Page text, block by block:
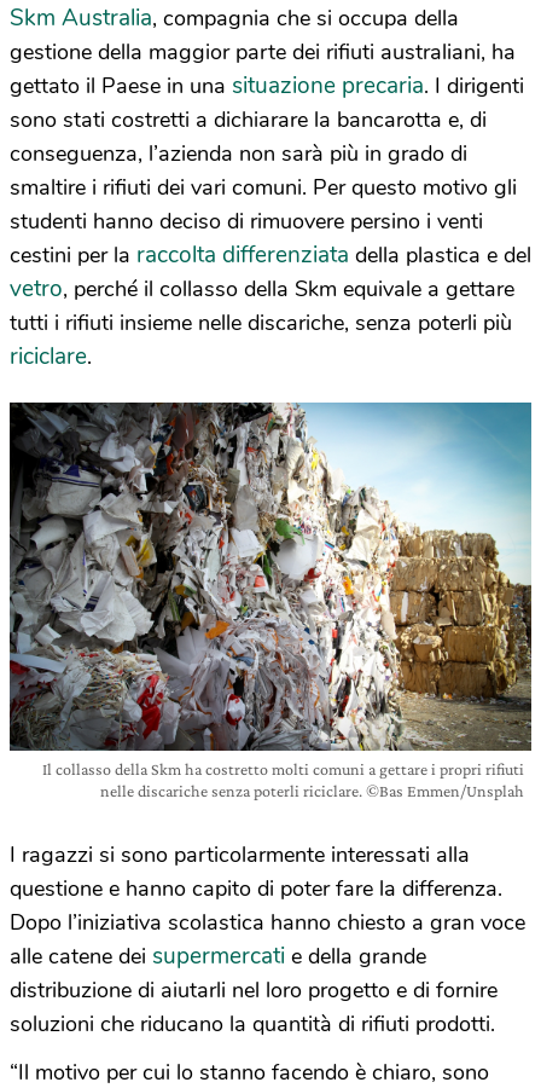
Skm Australia, compagnia che si occupa della
gestione della maggior parte dei rifiuti australiani, ha
gettato il Paese in una situazione precaria. I dirigenti
sono stati costretti a dichiarare la bancarotta e, di
conseguenza, l’azienda non sarà più in grado di
smaltire i rifiuti dei vari comuni. Per questo motivo gli
studenti hanno deciso di rimuovere persino i venti
cestini per la raccolta differenziata della plastica e del
vetro, perché il collasso della Skm equivale a gettare
tutti i rifiuti insieme nelle discariche, senza poterli più
riciclare.
Il collasso della Skm ha costretto molti comuni a gettare i propri rifiuti
nelle discariche senza poterli riciclare. ©Bas Emmen/Unsplah
I ragazzi si sono particolarmente interessati alla
questione e hanno capito di poter fare la differenza.
Dopo l’iniziativa scolastica hanno chiesto a gran voce
alle catene dei supermercati e della grande
distribuzione di aiutarli nel loro progetto e di fornire
soluzioni che riducano la quantità di rifiuti prodotti.
“Il motivo per cui lo stanno facendo è chiaro, sono